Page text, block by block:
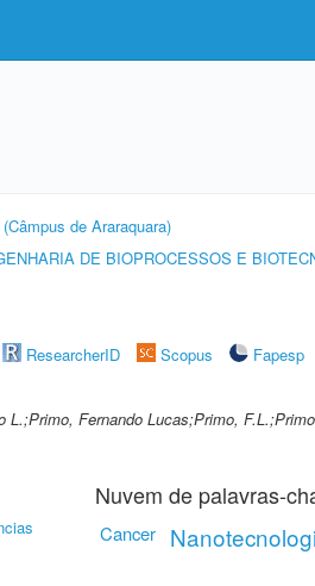
de Araraquara)
DE BIOPROCESSOS E
ResearcherID Scopus Fapesp
L.;Primo, Fernando Lucas;Primo,
Nuvem de palavras-
Cancer